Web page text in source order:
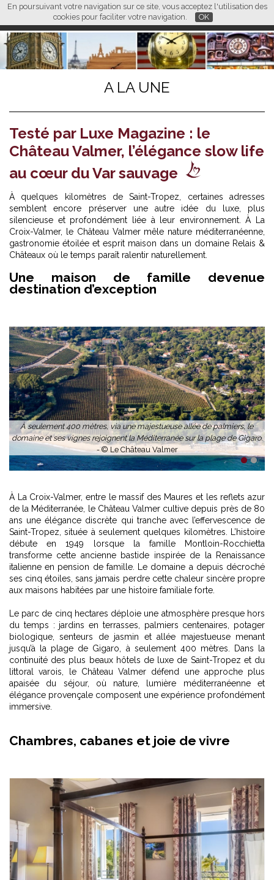
En poursuivant votre navigation sur ce site, vous acceptez l'utilisation des
cookies pour faciliter votre navigation.
OK
FR EN CN
L M
A LA UNE
Testé par Luxe Magazine : le
Château Valmer, l’élégance slow life
au cœur du Var sauvage
À quelques kilomètres de Saint-Tropez, certaines adresses
semblent encore préserver une autre idée du luxe, plus
silencieuse et profondément liée à leur environnement. À La
Croix-Valmer, le Château Valmer mêle nature méditerranéenne,
gastronomie étoilée et esprit maison dans un domaine Relais &
Châteaux où le temps paraît ralentir naturellement.
Une maison de famille devenue
destination d’exception
À seulement 400 mètres, via une majestueuse allée de palmiers, le
domaine et ses vignes rejoignent la Méditerranée sur la plage de Gigaro.
-© Le Château Valmer
1 2
À La Croix-Valmer, entre le massif des Maures et les reflets azur
de la Méditerranée, le Château Valmer cultive depuis près de 80
ans une élégance discrète qui tranche avec l’effervescence de
Saint-Tropez, située à seulement quelques kilomètres. L’histoire
débute en 1949 lorsque la famille Montloin-Rocchietta
transforme cette ancienne bastide inspirée de la Renaissance
italienne en pension de famille. Le domaine a depuis décroché
ses cinq étoiles, sans jamais perdre cette chaleur sincère propre
aux maisons habitées par une histoire familiale forte.
Le parc de cinq hectares déploie une atmosphère presque hors
du temps : jardins en terrasses, palmiers centenaires, potager
biologique, senteurs de jasmin et allée majestueuse menant
jusqu’à la plage de Gigaro, à seulement 400 mètres. Dans la
continuité des plus beaux hôtels de luxe de Saint-Tropez et du
littoral varois , le Château Valmer défend une approche plus
apaisée du séjour, où nature, lumière méditerranéenne et
élégance provençale composent une expérience profondément
immersive.
Chambres, cabanes et joie de vivre